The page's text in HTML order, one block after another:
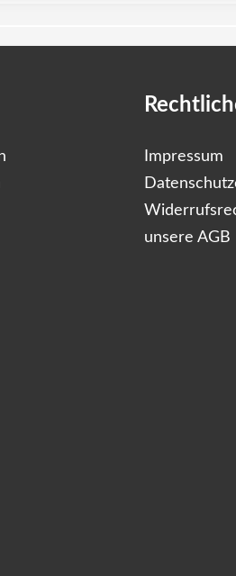
Impressum
unsere AGB